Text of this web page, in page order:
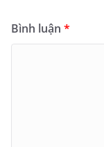
Bình luận *